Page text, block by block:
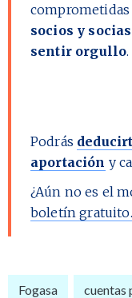
comprometidas
socios y
sentir orgullo.
Podrás
aportación y
¿Aún no es el
boletín gratuito.
Fogasa cuentas